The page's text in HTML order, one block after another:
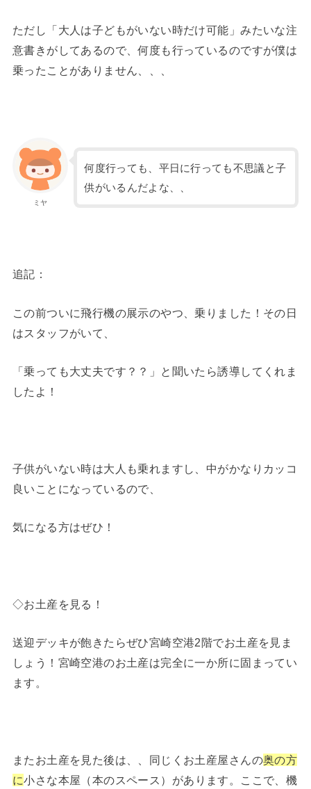
ただし「大人は子どもがいない時だけ可能」みたいな注
意書きがしてあるので、何度も行っているのですが僕は
乗ったことがありません、、、
ミヤ
何度行っても、平日に行っても不思議と子
供がいるんだよな、、
追記：
この前ついに飛行機の展示のやつ、乗りました！その日
はスタッフがいて、
「乗っても大丈夫です？？」と聞いたら誘導してくれま
したよ！
子供がいない時は大人も乗れますし、中がかなりカッコ
良いことになっているので、
気になる方はぜひ！
◇お土産を見る！
送迎デッキが飽きたらぜひ宮崎空港2階でお土産を見ま
しょう！宮崎空港のお土産は完全に一か所に固まってい
ます。
またお土産を見た後は、、同じくお土産屋さんの奥の方
に小さな本屋（本のスペース）があります。ここで、機